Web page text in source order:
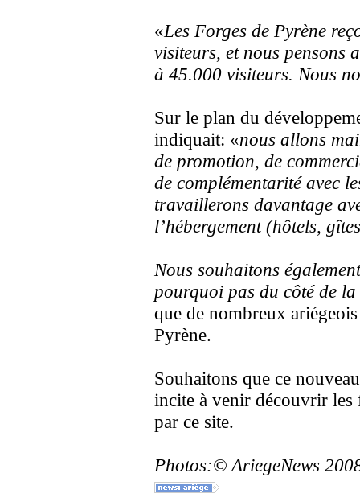
«Les Forges de Pyrène
visiteurs, et nous pensons
à 45.000 visiteurs. Nous
Sur le plan du
indiquait: «nous allons
de promotion, de
de complémentarité avec
travaillerons davantage
l’hébergement (hôtels,
Nous souhaitons
pourquoi pas du côté de
que de nombreux
Pyrène.
Souhaitons que ce
incite à venir découvrir les
par ce site.
Photos:© AriegeNews